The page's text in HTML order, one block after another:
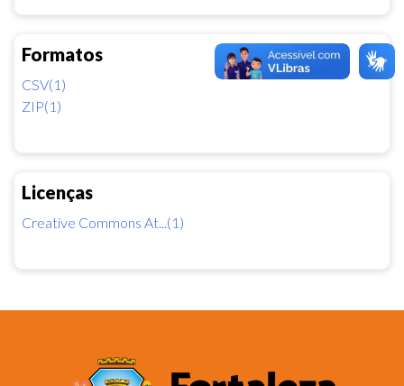
Formatos
CSV(1)
ZIP(1)
Licenças
Creative Commons At...(1)